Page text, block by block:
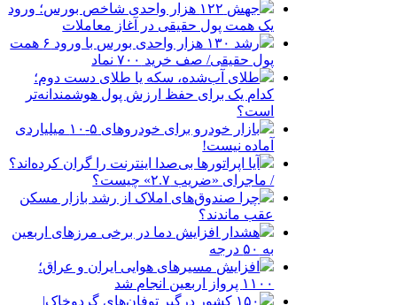
جهش ۱۲۲ هزار واحدی شاخص بورس؛ ورود
یک همت پول حقیقی در آغاز معاملات
رشد ۱۳۰ هزار واحدی بورس با ورود ۶ همت
پول حقیقی/ صف خرید ۷۰۰ نماد
طلای آب‌شده، سکه یا طلای دست دوم؛
کدام یک برای حفظ ارزش پول هوشمندانه‌تر
است؟
بازار خودرو برای خودروهای ۵-۱۰ میلیاردی
آماده نیست!
آیا اپراتورها بی‌صدا اینترنت را گران کرده‌اند؟
/ ماجرای «ضریب ۲.۷» چیست؟
چرا صندوق‌های املاک از رشد بازار مسکن
عقب ماندند؟
هشدار افزایش دما در برخی مرزهای اربعین
به ۵۰ درجه
افزایش مسیرهای هوایی ایران و عراق؛
۱۱۰۰ پرواز اربعین انجام شد
۱۵۰ کشور درگیر توفان‌های گردوخاک|